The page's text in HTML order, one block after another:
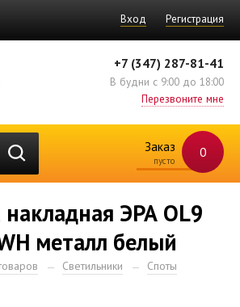
Вход Регистрация
+7 (347) 287-81-41
В будни с 9:00 до 18:00
Перезвоните мне
Заказ 0
пусто
накладная ЭРА OL9
металл белый
Светильники Споты